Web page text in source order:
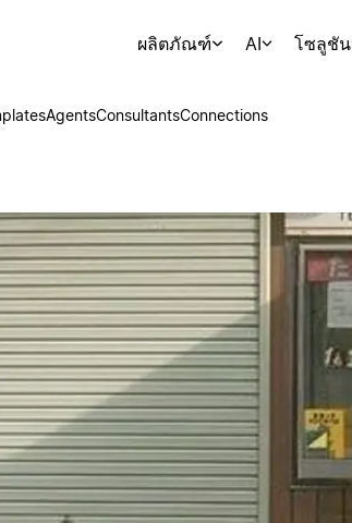
ผลิตภัณฑ์ AI โซลูชัน
AgentsConsultantsConnections